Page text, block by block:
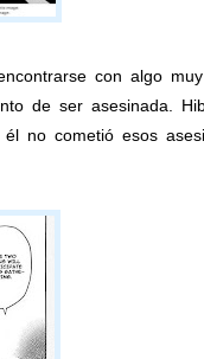
con algo
de ser asesinada.
no cometió esos